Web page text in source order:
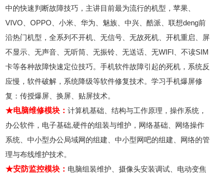
中的快速判断故障技巧，主讲目前最为流行的机型，苹果、
VIVO、OPPO、小米、华为、魅族、中兴、酷派、联想deng前
沿热门机型，全系列不开机、无信号、无故死机、开机重启、屏
不显示、无声音、无听筒、无振铃、无送话、无WIFI、不读SIM
卡等各种故障快速定位技巧。手机软件故障引起的死机，系统反
应慢，软件破解，系统降级等软件修复技术。学习手机爆屏修
复：传授爆屏、换屏、贴屏技术。
★电脑维修模块：计算机基础、结构与工作原理，操作系统，
办公软件，电子基础,硬件的组装与维护，网络基础、网络操作
系统、中小型办公局域网的组建、中小型网吧的组建、网络的管
理与布线维护技术。
★安防监控模块： 电脑组装维护、摄像头安装调试、电动变焦